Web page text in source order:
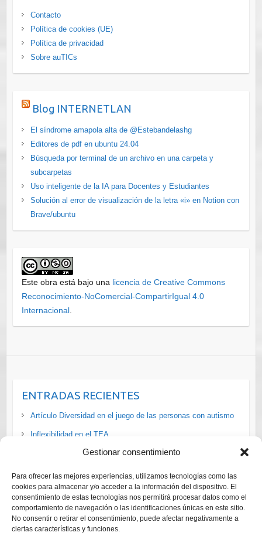
Gestionar consentimiento
Para ofrecer las mejores experiencias, utilizamos tecnologías como las
cookies para almacenar y/o acceder a la información del dispositivo. El
consentimiento de estas tecnologías nos permitirá procesar datos como el
comportamiento de navegación o las identificaciones únicas en este sitio.
No consentir o retirar el consentimiento, puede afectar negativamente a
ciertas características y funciones.
Contacto
Política de cookies (UE)
Política de privacidad
Sobre auTICs
Blog INTERNETLAN
El síndrome amapola alta de @Estebandelashg
Editores de pdf en ubuntu 24.04
Búsqueda por terminal de un archivo en una carpeta y
subcarpetas
Uso inteligente de la IA para Docentes y Estudiantes
Solución al error de visualización de la letra «i» en Notion con
Brave/ubuntu
Este obra está bajo una licencia de Creative Commons
Reconocimiento-NoComercial-CompartirIgual 4.0
Internacional.
ENTRADAS RECIENTES
Artículo Diversidad en el juego de las personas con autismo
Inflexibilidad en el TEA
La situación de las personas #LGTBI+ con #discapacidad en
Cursos ADI-R y ADOS-2 Diagnóstico Trastornos del Espectro
del Autismo
Curso online gratuito para adaptar el ocio a las personas con
autismo